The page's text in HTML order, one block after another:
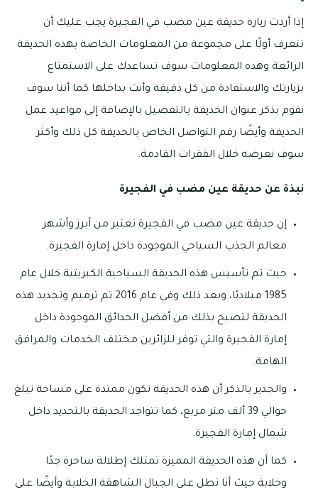
إذا أردت زيارة حديقة عين مضب في الفجيرة يجب عليك أن
تتعرف أولًا على مجموعة من المعلومات الخاصة بهذه الحديقة
الرائعة وهذه المعلومات سوف تساعدك على الاستمتاع
بزيارتك والاستفادة من كل دقيقة وأنت بداخلها كما أننا سوف
نقوم بذكر عنوان الحديقة بالتفصيل بالإضافة إلى مواعيد عمل
الحديقة وأيضًا رقم التواصل الخاص بالحديقة كل ذلك وأكثر
سوف نعرضه خلال الفقرات القادمة.
نبذة عن حديقة عين مضب في الفجيرة
إن حديقة عين مضب في الفجيرة تعتبر من أبرز وأشهر
معالم الجذب السياحي الموجودة داخل إمارة الفجيرة.
حيث تم تأسيس هذه الحديقة السياحية الكبريتية خلال عام
1985 ميلاديًا، وبعد ذلك وفي عام 2016 تم ترميم وتجديد هذه
الحديقة لتصبح بذلك من أفضل الحدائق الموجودة داخل
إمارة الفجيرة والتي توفر للزائرين مختلف الخدمات والمرافق
الهامة.
والجدير بالذكر أن هذه الحديقة تكون ممتدة على مساحة تبلغ
حوالي 39 ألف متر مربع، كما تتواجد الحديقة بالتحديد داخل
شمال إمارة الفجيرة.
كما أن هذه الحديقة المميزة تمتلك إطلالة ساحرة جدًا
وخلابة حيث أنا تطل على الجبال الشاهقة الخلابة وأيضًا على